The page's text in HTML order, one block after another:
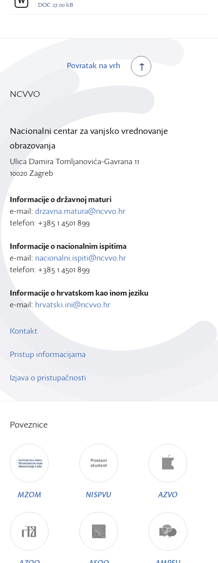
DOC 27.00 kB
Povratak na vrh
NCVVO
Nacionalni centar za vanjsko vrednovanje
obrazovanja
Ulica Damira Tomljanovića-Gavrana 11
10020 Zagreb
Informacije o državnoj maturi
e-mail: drzavna.matura@ncvvo.hr
telefon: +385 1 4501 899
Informacije o nacionalnim ispitima
e-mail: nacionalni.ispiti@ncvvo.hr
telefon: +385 1 4501 899
Informacije o hrvatskom kao inom jeziku
e-mail: hrvatski.ini@ncvvo.hr
Kontakt
Pristup informacijama
Izjava o pristupačnosti
Poveznice
MZOM NISPVU AZVO